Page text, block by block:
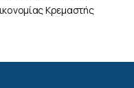
Κρεμαστής